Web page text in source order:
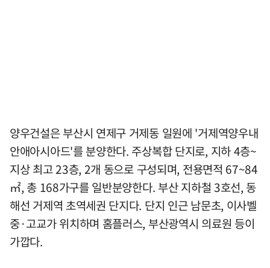
양우건설은 부산시 연제구 거제동 일원에 '거제역양우내
안애아시아드'를 분양한다. 주상복합 단지로, 지하 4층~
지상 최고 23층, 2개 동으로 구성되며, 전용면적 67~84
㎡, 총 168가구를 일반분양한다. 부산 지하철 3호선, 동
해선 거제역 초역세권 단지다. 단지 인근 남문초, 이사벨
중·고교가 위치하며 홈플러스, 부산광역시 의료원 등이
가깝다.